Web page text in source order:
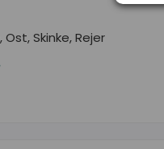
Skinke, Rejer